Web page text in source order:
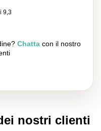
9,3
Chatta con il nostro
nostri clienti